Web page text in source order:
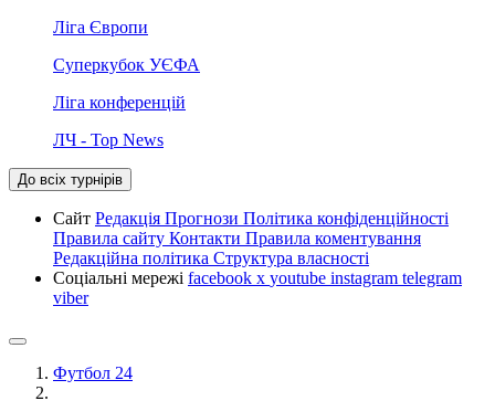
Ліга Європи
Суперкубок УЄФА
Ліга конференцій
ЛЧ - Top News
До всіх турнірів
Сайт Редакція Прогнози Політика конфіденційності
Правила сайту Контакти Правила коментування
Редакційна політика Структура власності
Соціальні мережі facebook x youtube instagram telegram
viber
Футбол 24